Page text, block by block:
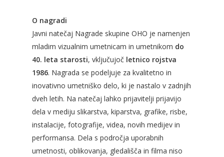
O nagradi
Javni natečaj Nagrade skupine OHO je namenjen
mladim vizualnim umetnicam in umetnikom do
40. leta starosti, vključujoč letnico rojstva
1986. Nagrada se podeljuje za kvalitetno in
inovativno umetniško delo, ki je nastalo v zadnjih
dveh letih. Na natečaj lahko prijavitelji prijavijo
dela v mediju slikarstva, kiparstva, grafike, risbe,
instalacije, fotografije, videa, novih medijev in
performansa. Dela s področja uporabnih
umetnosti, oblikovanja, gledališča in filma niso